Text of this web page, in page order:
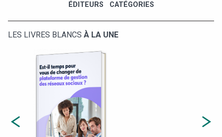
ÉDITEURS CATÉGORIES
LES LIVRES BLANCS À LA UNE